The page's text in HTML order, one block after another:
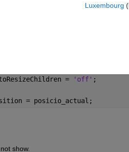
app.UIFigure.Position;
%
= posicio_actual(4) + 150;
=
=
'off' ;
= posicio_actual;
show.
Luxembourg